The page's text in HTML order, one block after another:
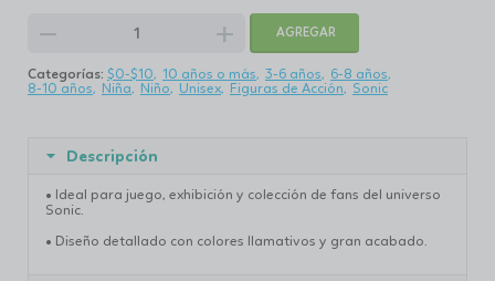
remove add AGREGAR
Categorías: $0-$10 10 años o más 3-6 años
6-8 años
8-10 años
Niña Niño Unisex Figuras de Acción Sonic
Descripción
• Ideal para juego, exhibición y colección de fans del universo
Sonic.
• Diseño detallado con colores llamativos y gran acabado.